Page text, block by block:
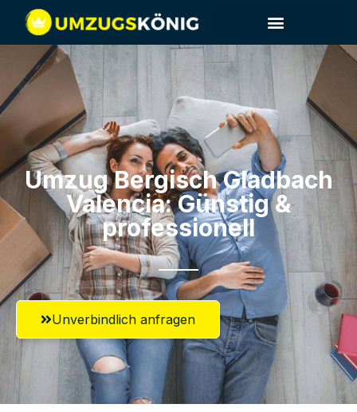
Umzug Bergisch Gladbach​
Valencia: Günstig &
professionell​
Unverbindlich anfragen